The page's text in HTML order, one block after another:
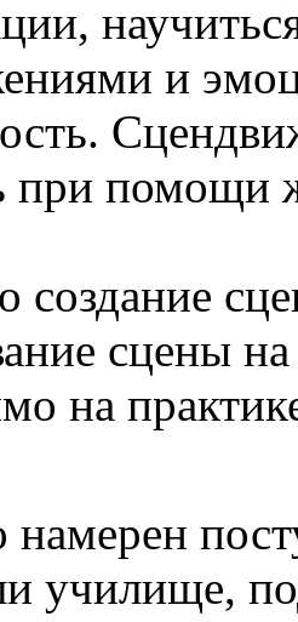
и
при помощи
сцены
на
намерен
училище,